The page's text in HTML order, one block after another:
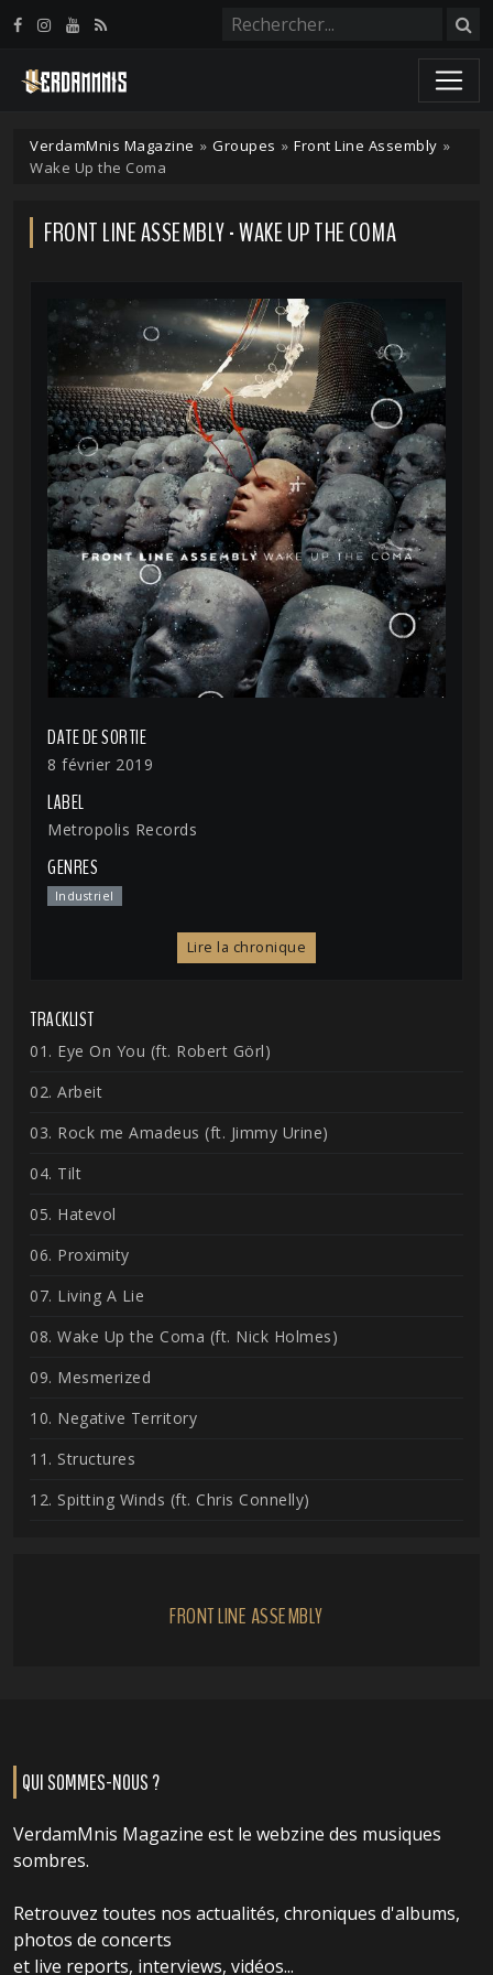
VerdamMnis Magazine » Groupes » Front Line Assembly »
Wake Up the Coma
FRONT LINE ASSEMBLY - WAKE UP THE COMA
DATE DE SORTIE
8 février 2019
LABEL
Metropolis Records
GENRES
Industriel
Lire la chronique
TRACKLIST
01. Eye On You (ft. Robert Görl)
02. Arbeit
03. Rock me Amadeus (ft. Jimmy Urine)
04. Tilt
05. Hatevol
06. Proximity
07. Living A Lie
08. Wake Up the Coma (ft. Nick Holmes)
09. Mesmerized
10. Negative Territory
11. Structures
12. Spitting Winds (ft. Chris Connelly)
FRONT LINE ASSEMBLY
QUI SOMMES-NOUS ?
VerdamMnis Magazine est le webzine des musiques
sombres.
Retrouvez toutes nos actualités, chroniques d'albums,
photos de concerts
et live reports, interviews, vidéos...
Panneau de gestion des cookies